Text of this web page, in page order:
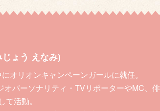
ょう えなみ)
オリオンキャンペーンガールに就任。
オパーソナリティ・TVリポーターやMC、俳
活動。